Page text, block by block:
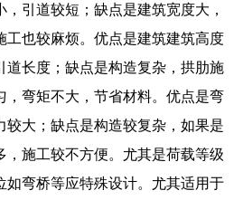
引道较短；缺点是建筑宽度大，
工也较麻烦。优点是建筑建筑高度
道长度；缺点是构造复杂，拱肋施
，弯矩不大，节省材料。优点是弯
较大；缺点是构造较复杂，如果是
，施工较不方便。尤其是荷载等级
如弯桥等应特殊设计。尤其适用于